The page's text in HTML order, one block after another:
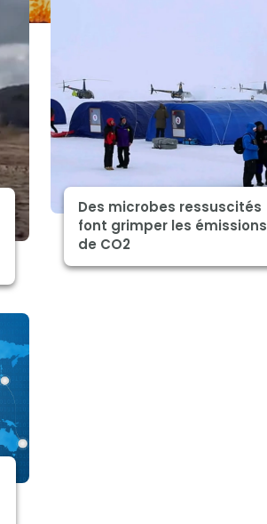
Des microbes ressuscités
font grimper les émissions
de CO2